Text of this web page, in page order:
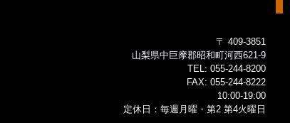
〒 409-3851
山梨県中巨摩郡昭和町河西621-9
TEL: 055-244-8200
FAX: 055-244-8222
10:00-19:00
定休日：毎週月曜・第2 第4火曜日